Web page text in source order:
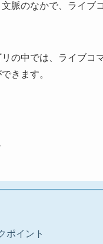
脈のなかで、ライブ
の中では、ライブコ
きます。
ポイント